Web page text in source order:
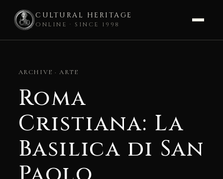
CULTURAL HERITAGE
ONLINE · SINCE 1998
contentARCHIVE · ARTE
Roma
Cristiana: La
Basilica di San